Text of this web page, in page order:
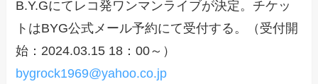
B.Y.Gにてレコ発ワンマンライブが決定。チケッ
トはBYG公式メール予約にて受付する。（受付開
始：2024.03.15 18：00～）
bygrock1969@yahoo.co.jp